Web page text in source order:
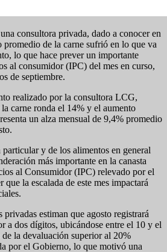
consultora privada, dado a conocer en
promedio de la carne sufrió en lo que va
lo que hace prever un importante
al consumidor (IPC) del mes en curso,
de septiembre.
realizado por la consultora LCG,
carne ronda el 14% y el aumento
un alza mensual de 9,4% promedio
y de los alimentos en general
más importante en la canasta
al Consumidor (IPC) relevado por el
la escalada de este mes impactará
privadas estiman que agosto registrará
a dos dígitos, ubicándose entre el 10 y el
la devaluación superior al 20%
por el Gobierno, lo que motivó una